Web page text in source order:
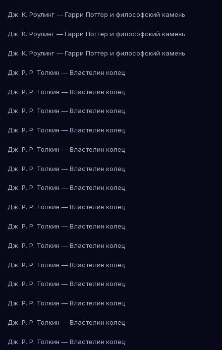
Дж. К. Роулинг — Гарри Поттер и философский камень
Дж. К. Роулинг — Гарри Поттер и философский камень
Дж. К. Роулинг — Гарри Поттер и философский камень
Дж. Р. Р. Толкин — Властелин колец
Дж. Р. Р. Толкин — Властелин колец
Дж. Р. Р. Толкин — Властелин колец
Дж. Р. Р. Толкин — Властелин колец
Дж. Р. Р. Толкин — Властелин колец
Дж. Р. Р. Толкин — Властелин колец
Дж. Р. Р. Толкин — Властелин колец
Дж. Р. Р. Толкин — Властелин колец
Дж. Р. Р. Толкин — Властелин колец
Дж. Р. Р. Толкин — Властелин колец
Дж. Р. Р. Толкин — Властелин колец
Дж. Р. Р. Толкин — Властелин колец
Дж. Р. Р. Толкин — Властелин колец
Дж. Р. Р. Толкин — Властелин колец
Дж. Р. Р. Толкин — Властелин колец